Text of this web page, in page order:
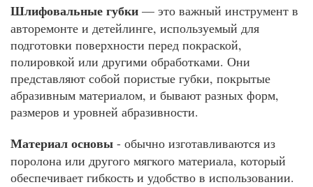
Шлифовальные губки — это важный инструмент в
авторемонте и детейлинге, используемый для
подготовки поверхности перед покраской,
полировкой или другими обработками. Они
представляют собой пористые губки, покрытые
абразивным материалом, и бывают разных форм,
размеров и уровней абразивности.
Материал основы - обычно изготавливаются из
поролона или другого мягкого материала, который
обеспечивает гибкость и удобство в использовании.